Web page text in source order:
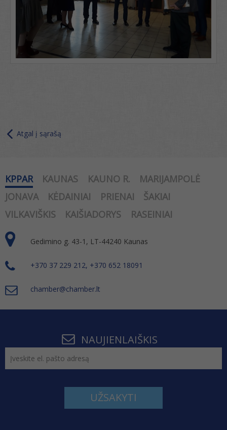
Atgal į sąrašą
KPPAR KAUNAS KAUNO R.
MARIJAMPOLĖ
JONAVA
KĖDAINIAI PRIENAI
ŠAKIAI
VILKAVIŠKIS
KAIŠIADORYS RASEINIAI
Gedimino g. 43-1, LT-44240 Kaunas
+370 37 229 212, +370 652 18091
chamber@chamber.lt
NAUJIENLAIŠKIS
UŽSAKYTI